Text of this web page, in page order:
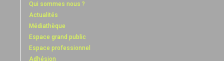
Qui sommes nous ?
Actualités
Médiathèque
Espace grand public
Espace professionnel
Adhésion